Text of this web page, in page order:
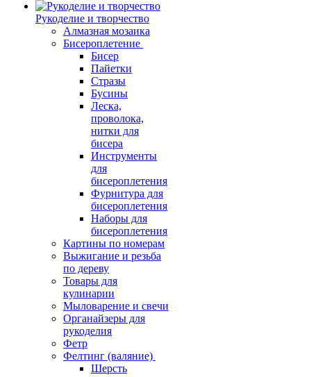
Рукоделие и творчество
Алмазная мозаика
Бисероплетение
Бисер
Пайетки
Стразы
Бусины
Леска,
проволока,
нитки для
бисера
Инструменты
для
бисероплетения
Фурнитура для
бисероплетения
Наборы для
бисероплетения
Картины по номерам
Выжигание и резьба
по дереву
Товары для
кулинарии
Мыловарение и свечи
Органайзеры для
рукоделия
Фетр
Фелтинг (валяние)
Шерсть